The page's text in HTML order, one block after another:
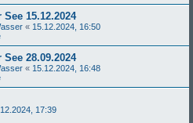
15.12.2024
« 15.12.2024, 16:50
28.09.2024
« 15.12.2024, 16:48
17:39